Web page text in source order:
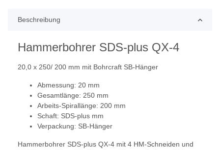
Beschreibung
Hammerbohrer SDS-plus QX-4
20,0 x 250/ 200 mm mit Bohrcraft SB-Hänger
Abmessung: 20 mm
Gesamtlänge: 250 mm
Arbeits-Spirallänge: 200 mm
Schaft: SDS-plus mm
Verpackung: SB-Hänger
Hammerbohrer SDS-plus QX-4 mit 4 HM-Schneiden und